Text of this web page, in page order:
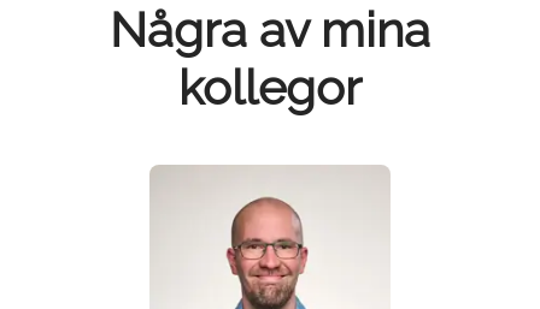
Några av mina
kollegor